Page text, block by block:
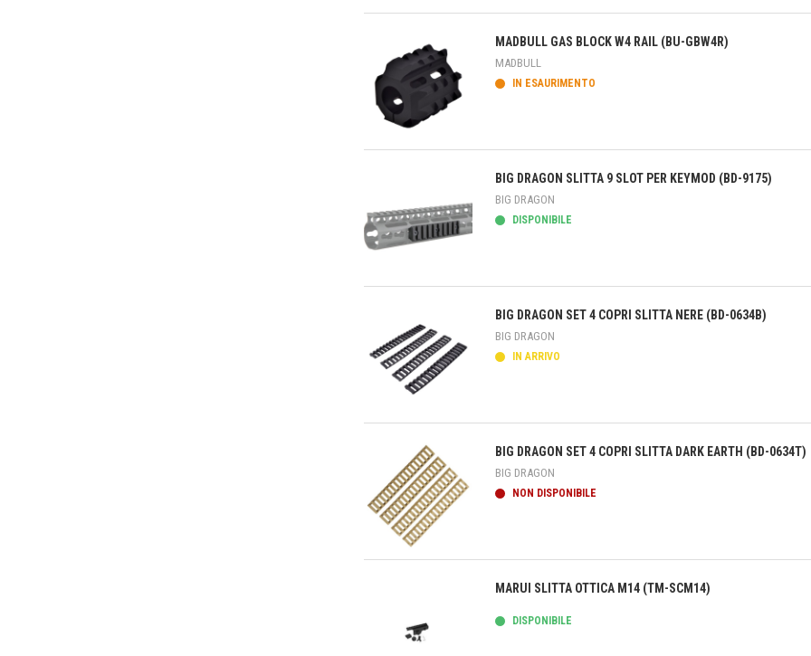
Anteprima
Anteprima
MADBULL GAS BLOCK W4 RAIL (BU-GBW4R)
MADBULL
IN ESAURIMENTO
Anteprima
BIG DRAGON SLITTA 9 SLOT PER KEYMOD (BD-9175)
BIG DRAGON
DISPONIBILE
Anteprima
BIG DRAGON SET 4 COPRI SLITTA NERE (BD-0634B)
BIG DRAGON
IN ARRIVO
Anteprima
BIG DRAGON SET 4 COPRI SLITTA DARK EARTH (BD-0634T)
BIG DRAGON
NON DISPONIBILE
MARUI SLITTA OTTICA M14 (TM-SCM14)
DISPONIBILE